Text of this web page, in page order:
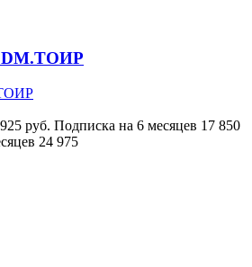
DM.ТОИР
руб. Подписка на 6 месяцев 17 850
24 975